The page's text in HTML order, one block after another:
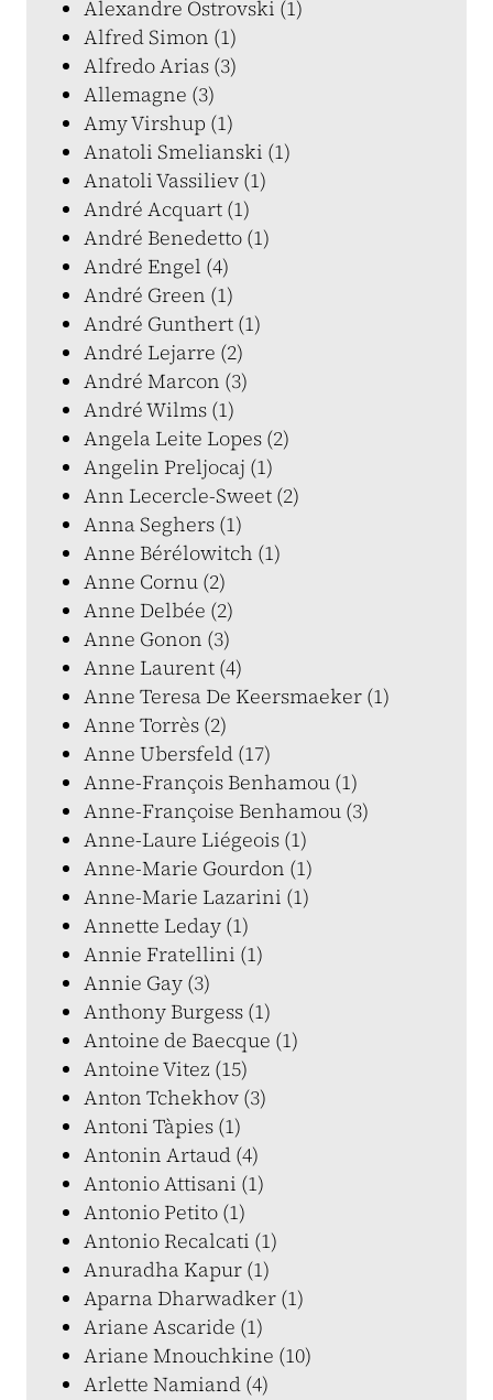
Alexandre Ostrovski (1)
Alfred Simon (1)
Alfredo Arias (3)
Allemagne (3)
Amy Virshup (1)
Anatoli Smelianski (1)
Anatoli Vassiliev (1)
André Acquart (1)
André Benedetto (1)
André Engel (4)
André Green (1)
André Gunthert (1)
André Lejarre (2)
André Marcon (3)
André Wilms (1)
Angela Leite Lopes (2)
Angelin Preljocaj (1)
Ann Lecercle-Sweet (2)
Anna Seghers (1)
Anne Bérélowitch (1)
Anne Cornu (2)
Anne Delbée (2)
Anne Gonon (3)
Anne Laurent (4)
Anne Teresa De Keersmaeker (1)
Anne Torrès (2)
Anne Ubersfeld (17)
Anne-François Benhamou (1)
Anne-Françoise Benhamou (3)
Anne-Laure Liégeois (1)
Anne-Marie Gourdon (1)
Anne-Marie Lazarini (1)
Annette Leday (1)
Annie Fratellini (1)
Annie Gay (3)
Anthony Burgess (1)
Antoine de Baecque (1)
Antoine Vitez (15)
Anton Tchekhov (3)
Antoni Tàpies (1)
Antonin Artaud (4)
Antonio Attisani (1)
Antonio Petito (1)
Antonio Recalcati (1)
Anuradha Kapur (1)
Aparna Dharwadker (1)
Ariane Ascaride (1)
Ariane Mnouchkine (10)
Arlette Namiand (4)